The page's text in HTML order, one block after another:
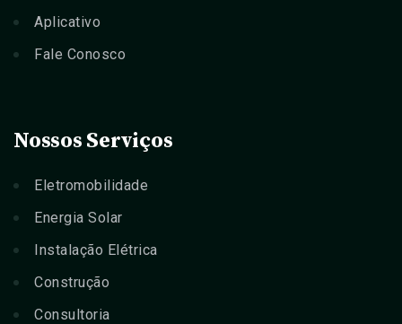
Aplicativo
Fale Conosco
Nossos Serviços
Eletromobilidade
Energia Solar
Instalação Elétrica
Construção
Consultoria